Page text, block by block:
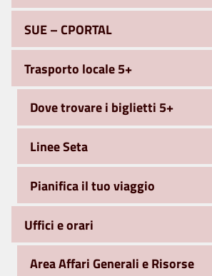
SUE – CPORTAL
Trasporto locale 5+
Dove trovare i biglietti 5+
Linee Seta
Pianifica il tuo viaggio
Uffici e orari
Area Affari Generali e Risorse